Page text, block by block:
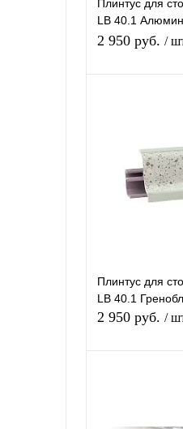
Плинтус для
LB 40.1
29*40*3050мм
2 950 руб. /
В избранное
Плинтус для
LB 40.1
2 950 руб. /